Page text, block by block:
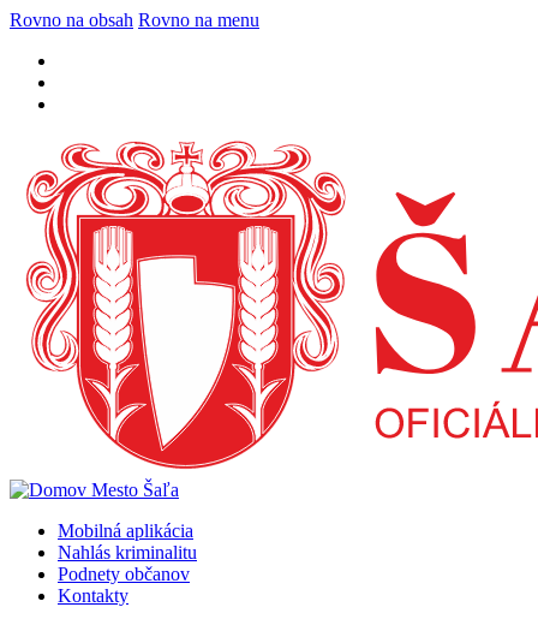
Rovno na obsah Rovno na menu
Mobilná aplikácia
Nahlás kriminalitu
Podnety občanov
Kontakty